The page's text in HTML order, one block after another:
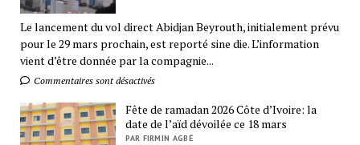
Le lancement du vol direct Abidjan Beyrouth, initialement prévu
pour le 29 mars prochain, est reporté sine die. L’information
vient d’être donnée par la compagnie...
Commentaires sont désactivés
Fête de ramadan 2026 Côte d’Ivoire: la
date de l’aïd dévoilée ce 18 mars
PAR FIRMIN AGBÉ